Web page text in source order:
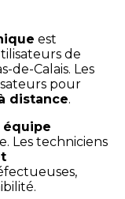
est
de
de-Calais. Les
pour
distance.
équipe
Les techniciens